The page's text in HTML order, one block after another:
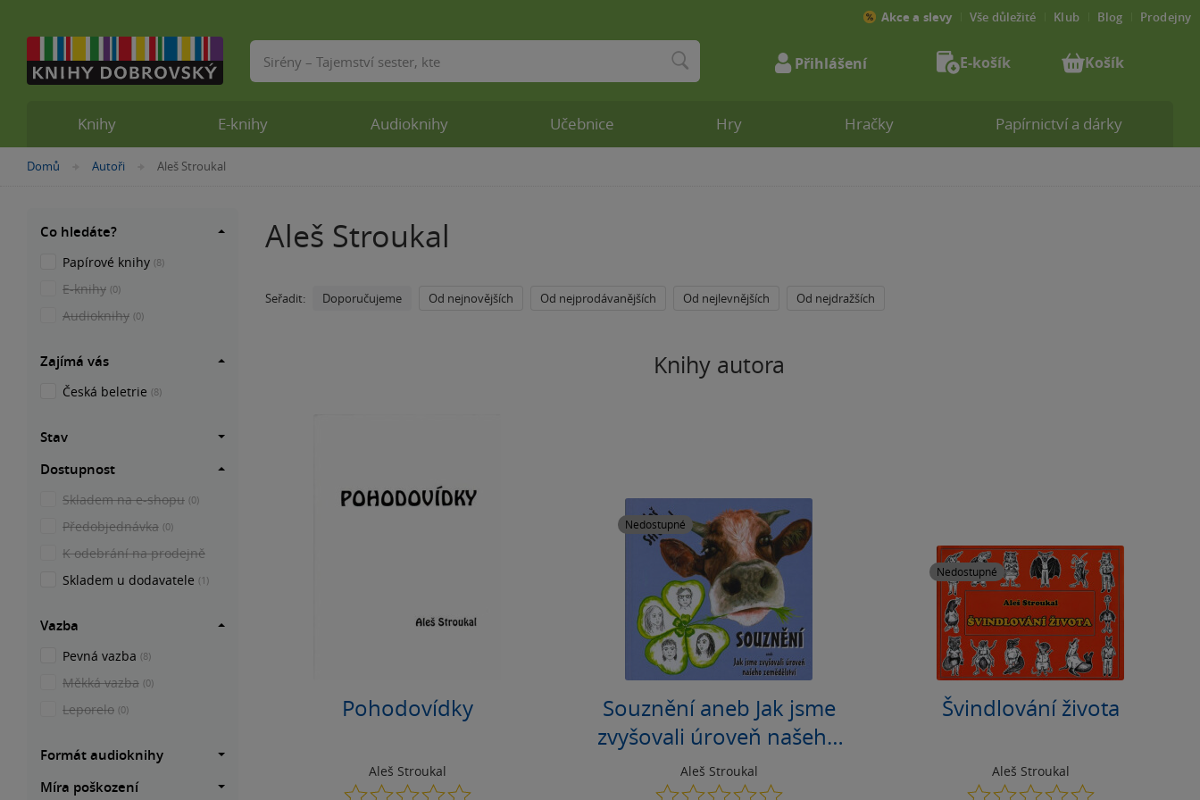
Nacházíte
Domů »Autoři »Aleš Stroukal
Aleš Stroukal
Seřadit: Doporučujeme Od nejnovějších Od nejprodávanějších Od nejlevnějších Od nejdražších
Knihy autora
Pohodovídky
Aleš Stroukal
0.0
Nedostupné
Souznění aneb Jak jsme
zvyšovali úroveň našeho
zemědělství
Aleš Stroukal
0.0
Nedostupné
Švindlování života
Aleš Stroukal
0.0
Co hledáte?
Papírové knihy (8)
E-knihy (0)
Audioknihy (0)
Zajímá vás
Česká beletrie (8)
Stav
Dostupnost
Skladem na e-shopu (0)
Předobjednávka (0)
K odebrání na prodejně
Skladem u dodavatele (1)
Vazba
Pevná vazba (8)
Měkká vazba (0)
Leporelo (0)
Formát audioknihy
Míra poškození
Knihy E-knihy Audioknihy Učebnice Hry Hračky Papírnictví a dárky
Akce a slevy Vše důležité Klub Blog Prodejny
Vyhledávání Přihlášení E-košík Košík